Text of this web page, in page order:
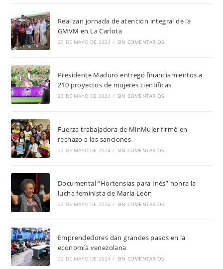
Realizan jornada de atención integral de la
GMVM en La Carlota
23 DE MAYO DE 2024 / SIN COMENTARIOS
Presidente Maduro entregó financiamientos a
210 proyectos de mujeres científicas
23 DE MAYO DE 2024 / SIN COMENTARIOS
Fuerza trabajadora de MinMujer firmó en
rechazo a las sanciones
22 DE MAYO DE 2024 / SIN COMENTARIOS
Documental “Hortensias para Inés” honra la
lucha feminista de María León
22 DE MAYO DE 2024 / SIN COMENTARIOS
Emprendedores dan grandes pasos en la
economía venezolana
22 DE MAYO DE 2024 / SIN COMENTARIOS